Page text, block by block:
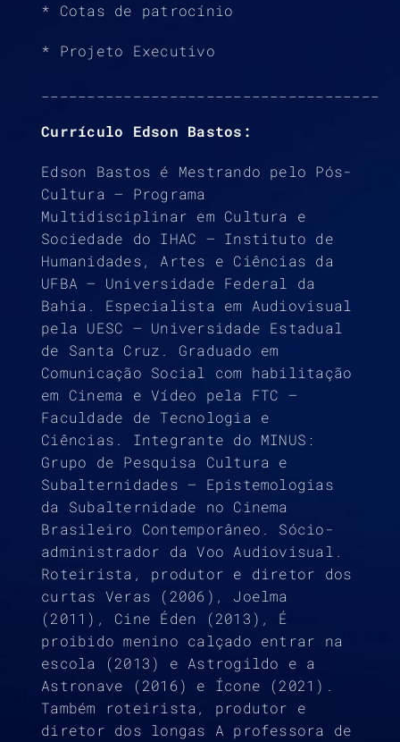
* Cotas de patrocínio
* Projeto Executivo
Currículo Edson Bastos:
Edson Bastos é Mestrando pelo Pós-
Cultura – Programa
Multidisciplinar em Cultura e
Sociedade do IHAC – Instituto de
Humanidades, Artes e Ciências da
UFBA – Universidade Federal da
Bahia. Especialista em Audiovisual
pela UESC – Universidade Estadual
de Santa Cruz. Graduado em
Comunicação Social com habilitação
em Cinema e Vídeo pela FTC –
Faculdade de Tecnologia e
Ciências. Integrante do MINUS:
Grupo de Pesquisa Cultura e
Subalternidades – Epistemologias
da Subalternidade no Cinema
Brasileiro Contemporâneo. Sócio-
administrador da Voo Audiovisual.
Roteirista, produtor e diretor dos
curtas Veras (2006), Joelma
(2011), Cine Éden (2013), É
proibido menino calçado entrar na
escola (2013) e Astrogildo e a
Astronave (2016) e Ícone (2021).
Também roteirista, produtor e
diretor dos longas A professora de